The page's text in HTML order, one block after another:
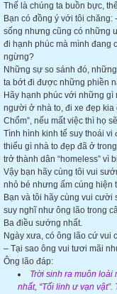
Thế là chúng ta buồn bực,
Bạn có đồng ý với tôi
sống nhưng cũng có những
đi hạnh phúc mà mình đang
ngừng?
Những sự so sánh đó,
ta bớt đi được những phiền
Hãy hạnh phúc với những gì
người ở nhà to, đi xe đẹp
Chổm”, nếu mất việc thì họ
Tình hình kinh tế suy thoái
thiếu gì nhà to đẹp đã ở
trở thành dân “homeless” vì
Vậy bạn hãy cùng tôi vui
nhỏ bé nhưng ấm cúng hiện
Bạn và tôi hãy cùng vui cười
suy nghĩ như ông lão trong
Ba điều sướng nhất.
Ngày xưa, có ông lão cứ vui
– Tại sao ông vui tươi mãi
Ông lão đáp:
Trời sinh ra muôn
nhất, “Tối linh ư vạn